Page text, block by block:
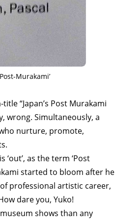
Murakami’
“Japan’s Post Murakami
wrong. Simultaneously, a
nurture, promote,
as the term ‘Post
started to bloom after he
professional artistic career,
dare you, Yuko!
shows than any